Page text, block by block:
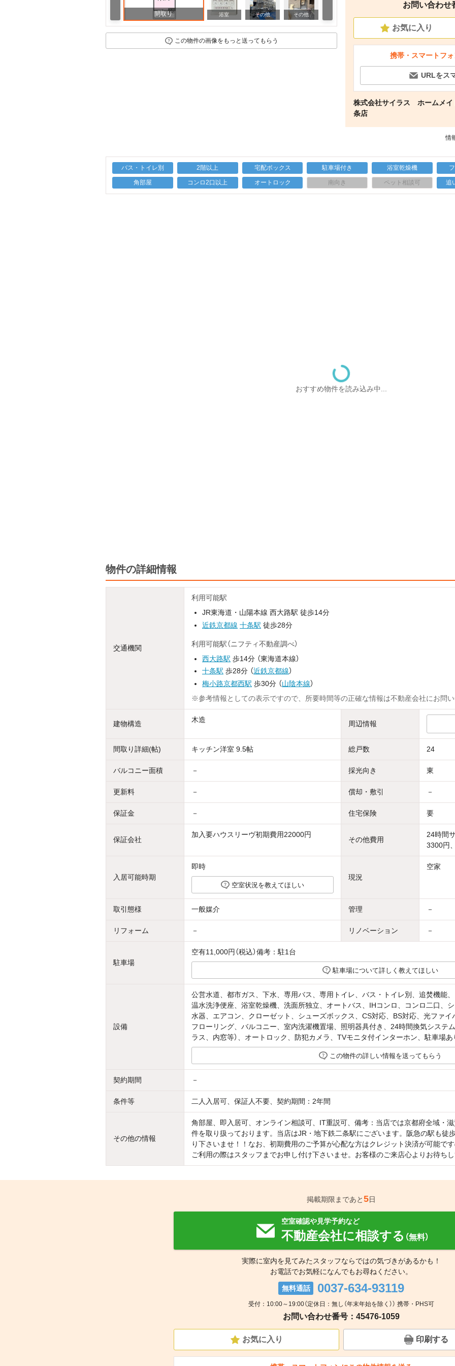
間取り 浴室 その他 その他
この物件の画像をもっと送ってもらう
お問い合わせ
お気に入り
携帯・スマートフ
URLをス
株式会社サイラス ホームメイ
条店
情
バス・トイレ別 2階以上 宅配ボックス 駐車場付き 浴室乾燥機
角部屋 コンロ2口以上 オートロック 南向き ペット相談可 追
おすすめ物件を読み込み中...
物件の詳細情報
交通機関
利用可能駅
JR東海道・山陽本線 西大路駅 徒歩14分
近鉄京都線 十条駅 徒歩28分
利用可能駅（ニフティ不動産調べ）
西大路駅 歩14分 （東海道本線）
十条駅 歩28分 （近鉄京都線）
梅小路京都西駅 歩30分 （山陰本線）
※参考情報としての表示ですので、所要時間等の正確な情報は不動産会社にお問い
建物構造 木造 周辺情報
間取り詳細(帖) キッチン洋室 9.5帖 総戸数 24
バルコニー面積 － 採光向き 東
更新料 － 償却・敷引 －
保証金 － 住宅保険 要
保証会社
加入要ハウスリーヴ初期費用22000円
その他費用
24時間
3300円
入居可能時期
即時
空室状況を教えてほしい
現況
空家
取引態様 一般媒介 管理 －
リフォーム － リノベーション －
駐車場
空有11,000円（税込）備考：駐1台
駐車場について詳しく教えてほしい
設備
公営水道、都市ガス、下水、専用バス、専用トイレ、バス・トイレ別、追焚機能
温水洗浄便座、浴室乾燥機、洗面所独立、オートバス、IHコンロ、コンロ二口、
水器、エアコン、クローゼット、シューズボックス、CS対応、BS対応、光ファイ
フローリング、バルコニー、室内洗濯機置場、照明器具付き、24時間換気システ
ラス、内窓等）、オートロック、防犯カメラ、TVモニタ付インターホン、駐車場
この物件の詳しい情報を送ってもらう
契約期間 －
条件等 二人入居可、保証人不要、契約期間：2年間
その他の情報
角部屋、即入居可、オンライン相談可、IT重説可、備考：当店では京都府全域・
件を取り扱っております。当店はJR・地下鉄二条駅にございます。阪急の駅も徒
り下さいませ！！なお、初期費用のご予算が心配な方はクレジット決済が可能で
ご利用の際はスタッフまでお申し付け下さいませ。お客様のご来店心よりお待ちし
掲載期限まであと5日
空室確認や見学予約など
不動産会社に相談する （無料）
実際に室内を見てみたスタッフならではの気づきがあるかも！
お電話でお気軽になんでもお尋ねください。
無料通話 0037-634-93119
受付：10:00～19:00（定休日：無し（年末年始を除く）） 携帯・PHS可
お問い合わせ番号：45476-1059
お気に入り 印刷する